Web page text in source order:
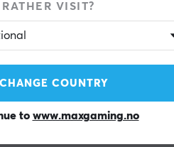
VISIT?
CHANGE COUNTRY
to www.maxgaming.no